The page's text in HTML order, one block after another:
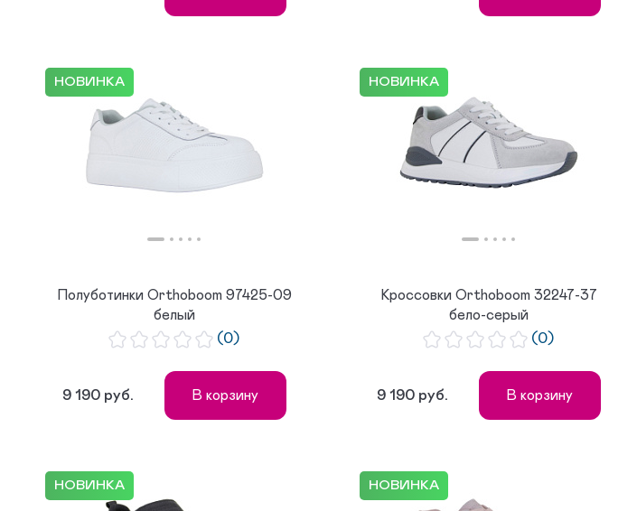
НОВИНКА
Полуботинки Orthoboom 97425-09
белый
(0)
9 190 руб. В корзину
НОВИНКА
Кроссовки Orthoboom 32247-37
бело-серый
(0)
9 190 руб. В корзину
НОВИНКА НОВИНКА